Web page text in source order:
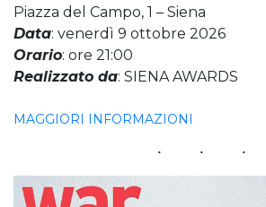
Piazza del Campo, 1 – Siena
Data: venerdì 9 ottobre 2026
Orario: ore 21:00
Realizzato da: SIENA AWARDS
MAGGIORI INFORMAZIONI